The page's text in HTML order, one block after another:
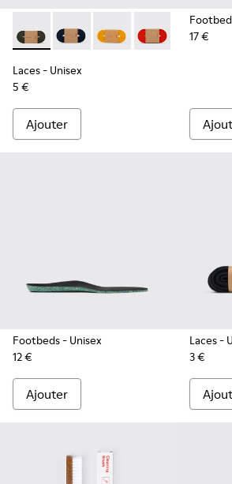
Laces - KL00002-006 - Lacets
Laces - KL00002-005 - Lacets
Laces - KL00002-004 -
Laces - Laces -
Laces- Unisex
5 €
Ajouter
17 €
Footbeds- Unisex
12 €
Ajouter
Laces-
3 €